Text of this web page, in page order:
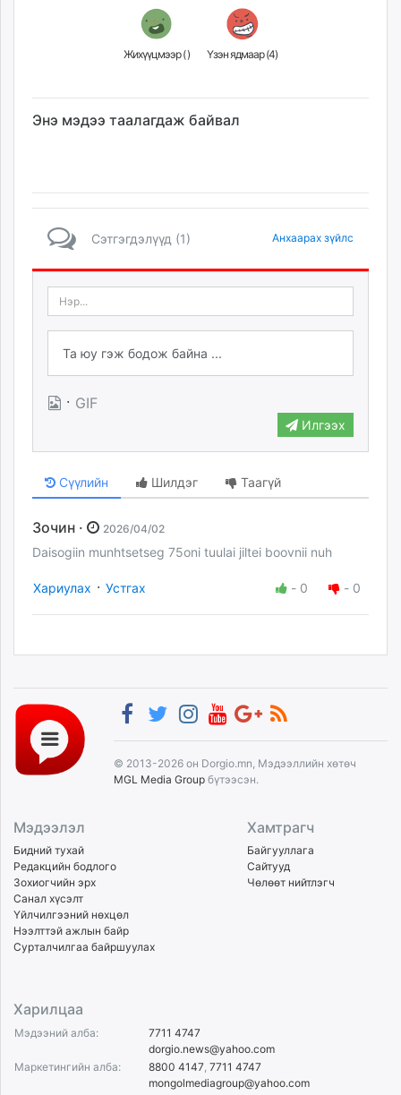
unegui.mn
tac.mn
unread.today
Жихүүцмээр () Үзэн ядмаар (4)
Энэ мэдээ таалагдаж байвал
Сэтгэгдэлүүд (1) Анхаарах зүйлс
· GIF
Илгээх
Сүүлийн Шилдэг Таагүй
Зочин · 2026/04/02
Daisogiin munhtsetseg 75oni tuulai jiltei boovnii nuh
Хариулах · Устгах - 0 - 0
© 2013-2026 он Dorgio.mn, Мэдээллийн хөтөч
MGL Media Group бүтээсэн.
Мэдээлэл
Бидний тухай
Редакцийн бодлого
Зохиогчийн эрх
Санал хүсэлт
Үйлчилгээний нөхцөл
Нээлттэй ажлын байр
Сурталчилгаа байршуулах
Хамтрагч
Байгууллага
Сайтууд
Чөлөөт нийтлэгч
Харилцаа
Мэдээний алба:
7711 4747
dorgio.news@yahoo.com
Маркетингийн алба:
8800 4147, 7711 4747
mongolmediagroup@yahoo.com